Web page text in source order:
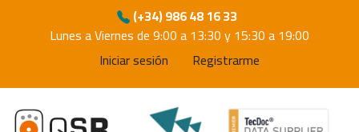
(+34) 986 48 16 33
Lunes a Viernes de 9:00 a 13:30 y 15:30 a 19:00
Iniciar sesión
Registrarme